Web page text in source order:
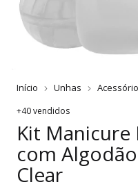
Início Unhas
+40 vendidos
Kit Manicure
com
Clear